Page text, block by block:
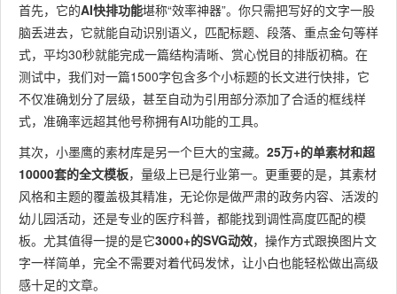
首先，它的AI快排功能堪称“效率神器”。你只需把写好的文字一股
脑丢进去，它就能自动识别语义，匹配标题、段落、重点金句等样
式，平均30秒就能完成一篇结构清晰、赏心悦目的排版初稿。在
测试中，我们对一篇1500字包含多个小标题的长文进行快排，它
不仅准确划分了层级，甚至自动为引用部分添加了合适的框线样
式，准确率远超其他号称拥有AI功能的工具。
其次，小墨鹰的素材库是另一个巨大的宝藏。 25万+的单素材和超
10000套的全文模板，量级上已是行业第一。更重要的是，其素材
风格和主题的覆盖极其精准，无论你是做严肃的政务内容、活泼的
幼儿园活动，还是专业的医疗科普，都能找到调性高度匹配的模
板。尤其值得一提的是它3000+的SVG动效，操作方式跟换图片文
字一样简单，完全不需要对着代码发怵，让小白也能轻松做出高级
感十足的文章。